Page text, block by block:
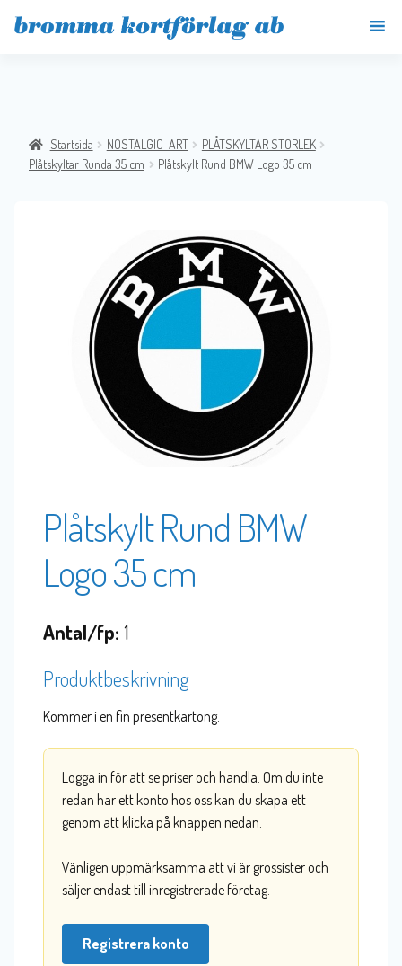
Startsida NOSTALGIC-ART
PLÅTSKYLTAR STORLEK
Plåtskyltar Runda 35 cm
Plåtskylt Rund BMW Logo 35 cm
Plåtskylt Rund BMW
Logo 35 cm
Antal/fp: 1
Produktbeskrivning
Kommer i en fin presentkartong.
Logga in för att se priser och handla. Om du inte
redan har ett konto hos oss kan du skapa ett
genom att klicka på knappen nedan.
Vänligen uppmärksamma att vi är grossister och
säljer endast till inregistrerade företag.
Registrera konto